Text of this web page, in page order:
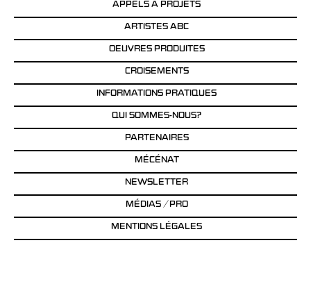
APPELS À PROJETS
ARTISTES ABC
OEUVRES PRODUITES
CROISEMENTS
INFORMATIONS PRATIQUES
QUI SOMMES-NOUS?
PARTENAIRES
MÉCÉNAT
NEWSLETTER
MÉDIAS / PRO
MENTIONS LÉGALES